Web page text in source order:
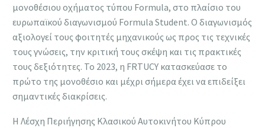
μονοθέσιου οχήματος τύπου Formula, στο πλαίσιο του
ευρωπαϊκού διαγωνισμού Formula Student. Ο διαγωνισμός
αξιολογεί τους φοιτητές μηχανικούς ως προς τις τεχνικές
τους γνώσεις, την κριτική τους σκέψη και τις πρακτικές
τους δεξιότητες. Το 2023, η FRTUCY κατασκεύασε το
πρώτο της μονοθέσιο και μέχρι σήμερα έχει να επιδείξει
σημαντικές διακρίσεις.
Η Λέσχη Περιήγησης Κλασικού Αυτοκινήτου Κύπρου